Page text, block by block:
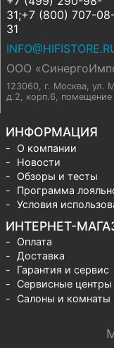
31;+7 (800) 707-
31
ООО
123060, г. Москва, ул.
д.2, корп.6, помещение
ИНФОРМАЦИЯ
О компании
Новости
Обзоры и тесты
Программа
Условия
ИНТЕРНЕТ-
Оплата
Доставка
Гарантия и сервис
Сервисные центры
Салоны и комнаты